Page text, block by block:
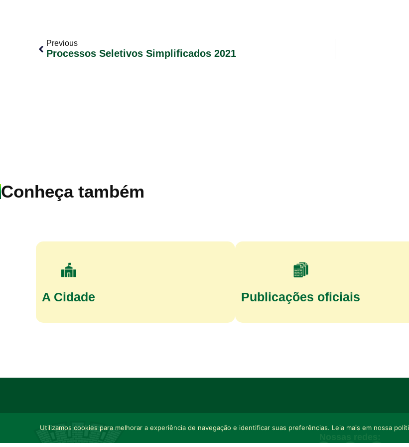
Previous
Processos Seletivos Simplificados 2021
Conheça também
A Cidade Publicações oficiais
Utilizamos cookies para melhorar a experiência de navegação e identificar suas preferências. Leia mais em nossa